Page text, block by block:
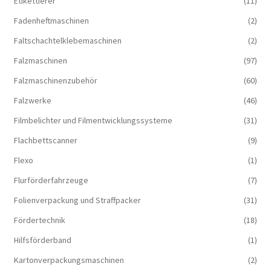
Fadenheftmaschinen
(2)
Faltschachtelklebemaschinen
(2)
Falzmaschinen
(97)
Falzmaschinenzubehör
(60)
Falzwerke
(46)
Filmbelichter und Filmentwicklungssysteme
(31)
Flachbettscanner
(9)
Flexo
(1)
Flurförderfahrzeuge
(7)
Folienverpackung und Straffpacker
(31)
Fördertechnik
(18)
Hilfsförderband
(1)
Kartonverpackungsmaschinen
(2)